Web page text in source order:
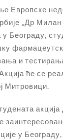
Европске
„Др
Београду,
и
ће се
Митровици.
у